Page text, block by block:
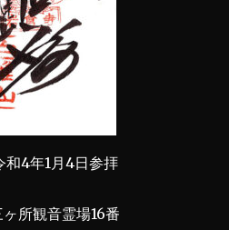
4年1月4日参拝
所観音霊場16番